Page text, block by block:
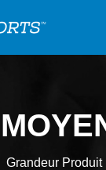
Grandeur Produit